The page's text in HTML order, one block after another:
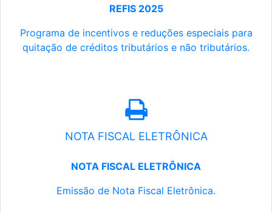
REFIS 2025
Programa de incentivos e reduções especiais para
quitação de créditos tributários e não tributários.
NOTA FISCAL ELETRÔNICA
NOTA FISCAL ELETRÔNICA
Emissão de Nota Fiscal Eletrônica.